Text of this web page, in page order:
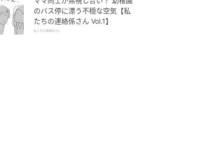
のバス停に漂う不穏な空気【私
たちの連絡係さん Vol.1】
私たちの連絡係さん